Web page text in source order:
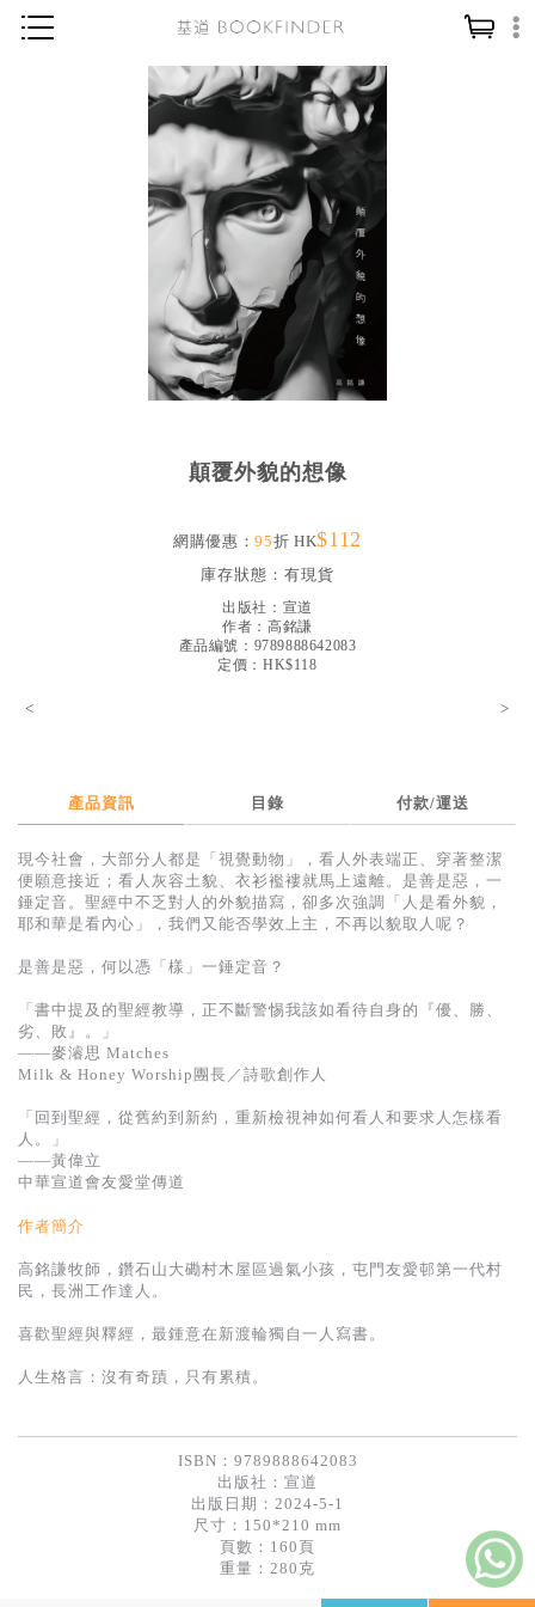
神學／教義
讀經／研經
聖經
信仰入門
靈修／禱告
信徒生活
教會事工
得獎作品推介
暢銷榜
中文二手書
電子書
基道 Top 50
顛覆外貌的想像
網購優惠：95折 HK$112
庫存狀態： 有現貨
出版社： 宣道
作者： 高銘謙
產品編號：9789888642083
定價：HK$118
< >
產品資訊 目錄 付款/運送
現今社會，大部分人都是「視覺動物」，看人外表端正、穿著整潔
便願意接近；看人灰容土貌、衣衫襤褸就馬上遠離。是善是惡，一
錘定音。聖經中不乏對人的外貌描寫，卻多次強調「人是看外貌，
耶和華是看內心」，我們又能否學效上主，不再以貌取人呢？
是善是惡，何以憑「樣」一錘定音？
「書中提及的聖經教導，正不斷警惕我該如看待自身的『優、勝、
劣、敗』。」
——麥濬思 Matches
Milk & Honey Worship團長／詩歌創作人
「回到聖經，從舊約到新約，重新檢視神如何看人和要求人怎樣看
人。」
——黃偉立
中華宣道會友愛堂傳道
作者簡介
高銘謙牧師，鑽石山大磡村木屋區過氣小孩，屯門友愛邨第一代村
民，長洲工作達人。
喜歡聖經與釋經，最鍾意在新渡輪獨自一人寫書。
人生格言：沒有奇蹟，只有累積。
ISBN：9789888642083
出版社： 宣道
出版日期：2024-5-1
尺寸：150*210 mm
頁數：160頁
重量：280克